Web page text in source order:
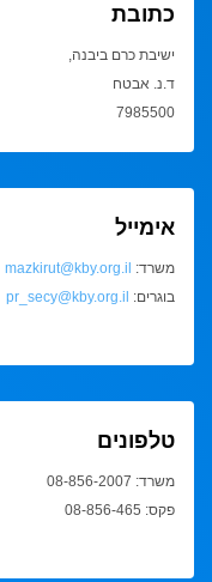
כתובת
ישיבת כרם ביבנה,
ד.נ. אבטח
7985500
אימייל
משרד: mazkirut@kby.org.il
בוגרים: pr_secy@kby.org.il
טלפונים
משרד: 08-856-2007
פקס: 08-856-465